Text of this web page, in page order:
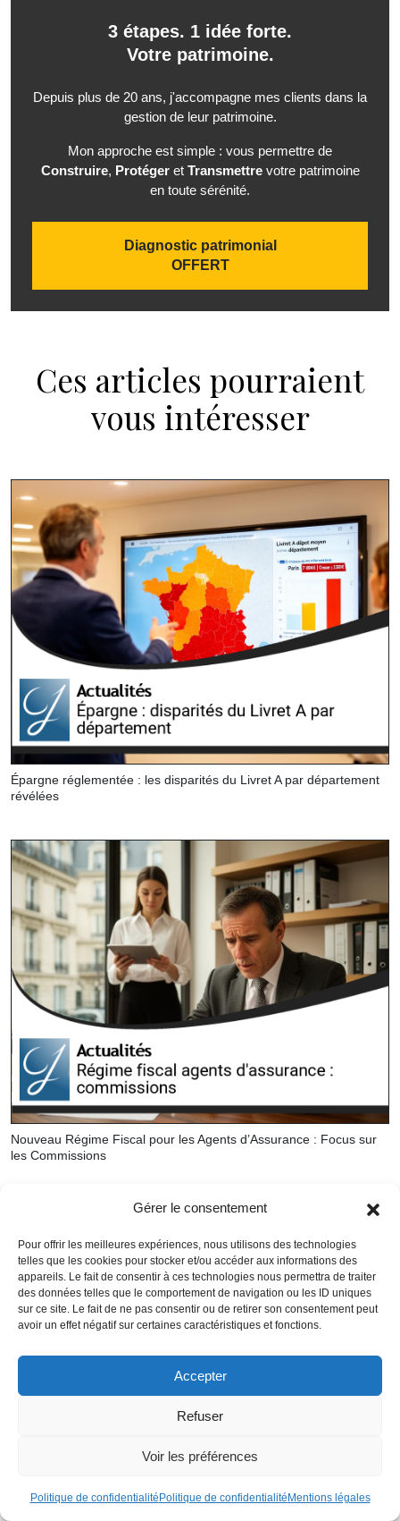
Gérer le consentement
Pour offrir les meilleures expériences, nous utilisons des technologies
telles que les cookies pour stocker et/ou accéder aux informations des
appareils. Le fait de consentir à ces technologies nous permettra de traiter
des données telles que le comportement de navigation ou les ID uniques
sur ce site. Le fait de ne pas consentir ou de retirer son consentement peut
avoir un effet négatif sur certaines caractéristiques et fonctions.
Accepter
Refuser
Voir les préférences
Politique de confidentialité Politique de confidentialité Mentions légales
3 étapes. 1 idée forte.
Votre patrimoine.
Depuis plus de 20 ans, j'accompagne mes clients dans la
gestion de leur patrimoine.
Mon approche est simple : vous permettre de
Construire, Protégeret Transmettrevotre patrimoine
en toute sérénité.
Diagnostic patrimonial
OFFERT
Ces articles pourraient
vous intéresser
Épargne réglementée : les disparités du Livret A par département
révélées
Nouveau Régime Fiscal pour les Agents d’Assurance : Focus sur
les Commissions
Le marché hôtelier asiatique en pleine renaissance